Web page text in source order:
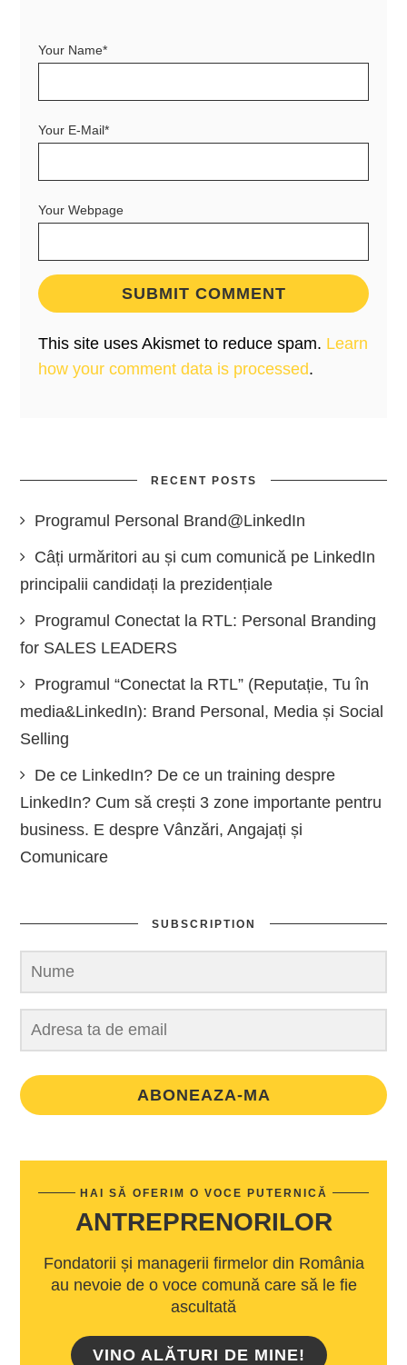
Your Name*
Your E-Mail*
Your Webpage
This site uses Akismet to reduce spam. Learn
how your comment data is processed.
RECENT POSTS
Programul Personal Brand@LinkedIn
Câți urmăritori au și cum comunică pe LinkedIn
principalii candidați la prezidențiale
Programul Conectat la RTL: Personal Branding
for SALES LEADERS
Programul “Conectat la RTL” (Reputație, Tu în
media&LinkedIn): Brand Personal, Media și Social
Selling
De ce LinkedIn? De ce un training despre
LinkedIn? Cum să crești 3 zone importante pentru
business. E despre Vânzări, Angajați și
Comunicare
SUBSCRIPTION
ABONEAZA-MA
HAI SĂ OFERIM O VOCE PUTERNICĂ
ANTREPRENORILOR
Fondatorii și managerii firmelor din România
au nevoie de o voce comună care să le fie
ascultată
VINO ALĂTURI DE MINE!